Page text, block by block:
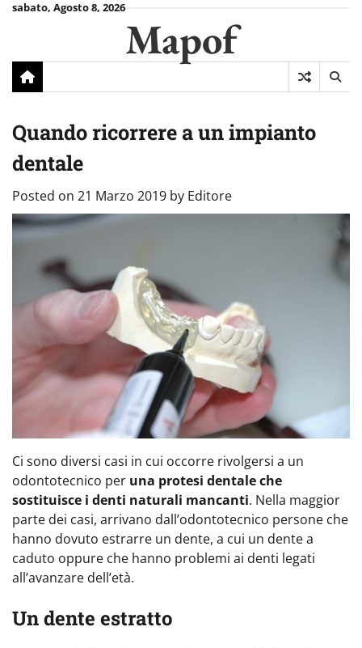
Skipsabato, Agosto 8, 2026
Mapof
Quando ricorrere a un impianto
dentale
Posted on 21 Marzo 2019 by Editore
Ci sono diversi casi in cui occorre rivolgersi a un
odontotecnico per una protesi dentale che
sostituisce i denti naturali mancanti. Nella maggior
parte dei casi, arrivano dall’odontotecnico persone che
hanno dovuto estrarre un dente, a cui un dente a
caduto oppure che hanno problemi ai denti legati
all’avanzare dell’età.
Un dente estratto